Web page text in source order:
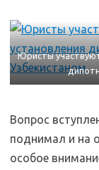
Юристы
Вопрос
поднимал и на
особое